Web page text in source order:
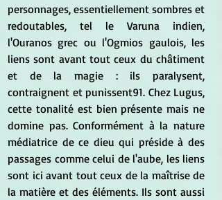
personnages, essentiellement sombres et
redoutables, tel le Varuna indien,
l'Ouranos grec ou l'Ogmios gaulois, les
liens sont avant tout ceux du châtiment
et de la magie : ils paralysent,
contraignent et punissent91. Chez Lugus,
cette tonalité est bien présente mais ne
domine pas. Conformément à la nature
médiatrice de ce dieu qui préside à des
passages comme celui de l'aube, les liens
sont ici avant tout ceux de la maîtrise de
la matière et des éléments. Ils sont aussi